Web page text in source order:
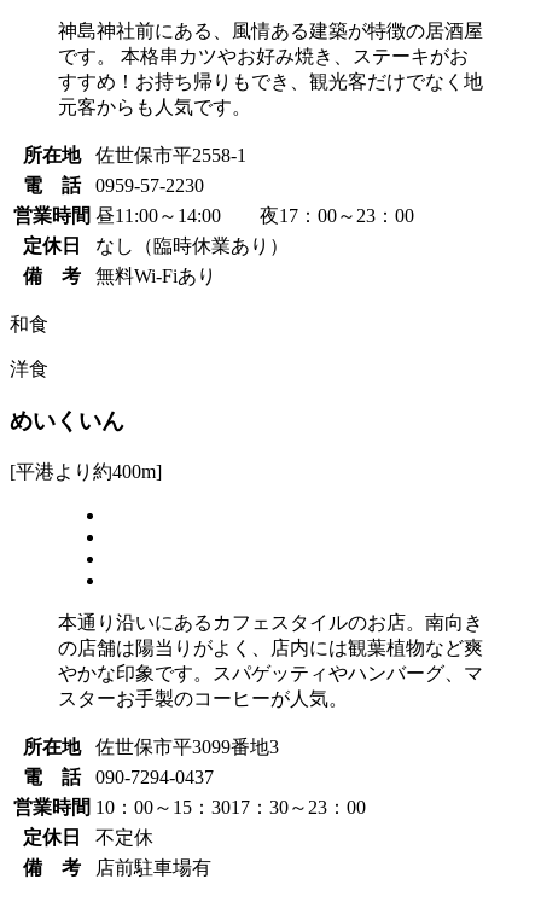
神島神社前にある、風情ある建築が特徴の居酒屋
です。 本格串カツやお好み焼き、ステーキがお
すすめ！お持ち帰りもでき、観光客だけでなく地
元客からも人気です。
所在地
佐世保市平2558-1
電 話
0959-57-2230
営業時間 昼11:00～14:00 夜17：00～23：00
定休日
なし（臨時休業あり）
備 考
無料Wi-Fiあり
和食
洋食
めいくいん
[平港より約400m]
本通り沿いにあるカフェスタイルのお店。南向き
の店舗は陽当りがよく、店内には観葉植物など爽
やかな印象です。スパゲッティやハンバーグ、マ
スターお手製のコーヒーが人気。
所在地
佐世保市平3099番地3
電 話
090-7294-0437
営業時間 10：00～15：3017：30～23：00
定休日
不定休
備 考
店前駐車場有